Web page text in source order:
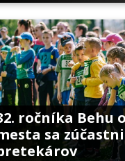
ročníka Behu
sa